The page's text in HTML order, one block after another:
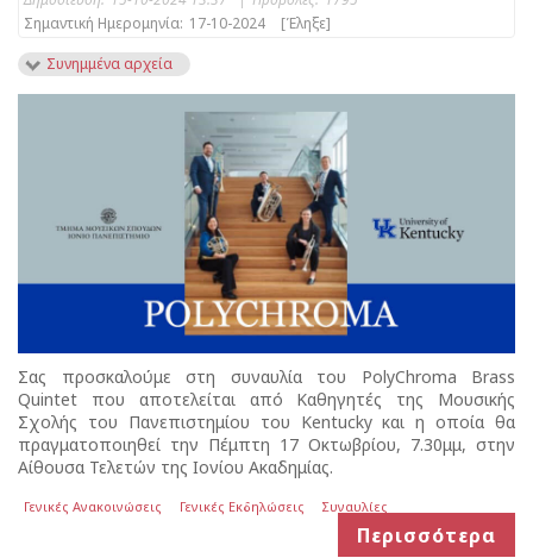
Σημαντική Ημερομηνία: 17-10-2024
[Έληξε]
Συνημμένα αρχεία
Σας προσκαλούμε στη συναυλία του PolyChroma Brass
Quintet που αποτελείται από Καθηγητές της Μουσικής
Σχολής του Πανεπιστημίου του Kentucky και η οποία θα
πραγματοποιηθεί την Πέμπτη 17 Οκτωβρίου, 7.30μμ, στην
Αίθουσα Τελετών της Ιονίου Ακαδημίας.
Γενικές Ανακοινώσεις Γενικές Εκδηλώσεις Συναυλίες
Περισσότερα